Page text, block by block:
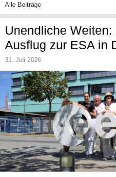
Alle Beiträge
Unendliche
Ausflug zur ESA in
31. Juli 2026